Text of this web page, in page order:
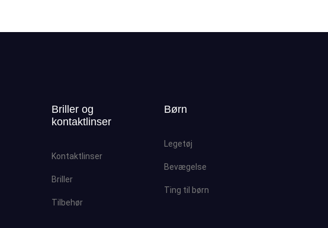
Briller og
kontaktlinser
Kontaktlinser
Briller
Tilbehør
Børn
Legetøj
Bevægelse
Ting til børn